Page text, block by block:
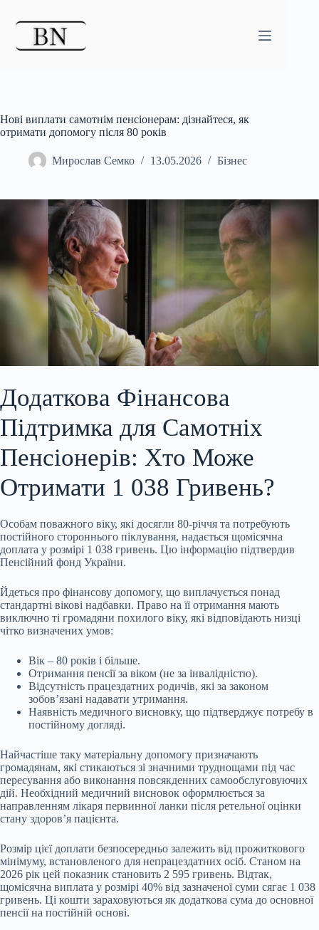
Нові виплати самотнім пенсіонерам: дізнайтеся, як
отримати допомогу після 80 років
Мирослав Семко 13.05.2026 Бізнес
Додаткова Фінансова
Підтримка для Самотніх
Пенсіонерів: Хто Може
Отримати 1 038 Гривень?
Особам поважного віку, які досягли 80-річчя та потребують
постійного стороннього піклування, надається щомісячна
доплата у розмірі 1 038 гривень. Цю інформацію підтвердив
Пенсійний фонд України.
Йдеться про фінансову допомогу, що виплачується понад
стандартні вікові надбавки. Право на її отримання мають
виключно ті громадяни похилого віку, які відповідають низці
чітко визначених умов:
Вік – 80 років і більше.
Отримання пенсії за віком (не за інвалідністю).
Відсутність працездатних родичів, які за законом
зобов’язані надавати утримання.
Наявність медичного висновку, що підтверджує потребу в
постійному догляді.
Найчастіше таку матеріальну допомогу призначають
громадянам, які стикаються зі значними труднощами під час
пересування або виконання повсякденних самообслуговуючих
дій. Необхідний медичний висновок оформлюється за
направленням лікаря первинної ланки після ретельної оцінки
стану здоров’я пацієнта.
Розмір цієї доплати безпосередньо залежить від прожиткового
мінімуму, встановленого для непрацездатних осіб. Станом на
2026 рік цей показник становить 2 595 гривень. Відтак,
щомісячна виплата у розмірі 40% від зазначеної суми сягає 1 038
гривень. Ці кошти зараховуються як додаткова сума до основної
пенсії на постійній основі.